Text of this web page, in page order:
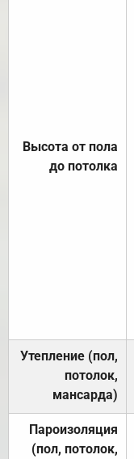
Высота от пола
до потолка
Утепление (пол,
потолок,
мансарда)
Пароизоляция
(пол, потолок,